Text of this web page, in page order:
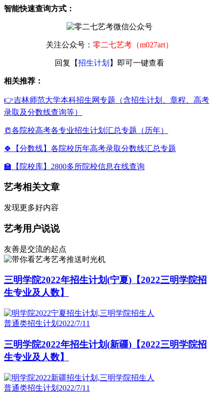
智能快速查询方式：
关注公众号： 零二七艺考（m027art）
回复【招生计划 】即可一键查看
相关推荐：
👉吉林师范大学本科招生网专题（含招生计划、章程、高考
录取及分数线查询等）
📒各院校高考各专业招生计划汇总专题（历年）
🍀【分数线】各院校历年高考录取分数线汇总专题
🏫【院校库】2800多所院校信息在线查询
艺考相关文章
发现更多好内容
艺考用户说说
友善是交流的起点
艺考推送时光机
三明学院2022年招生计划(宁夏)【2022三明学院招
生专业及人数】
普通类招生计划 2022/7/11
三明学院2022年招生计划(新疆)【2022三明学院招
生专业及人数】
普通类招生计划 2022/7/11